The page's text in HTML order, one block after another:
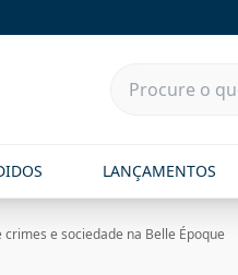
LANÇAMENTOS
e sociedade na Belle Époque